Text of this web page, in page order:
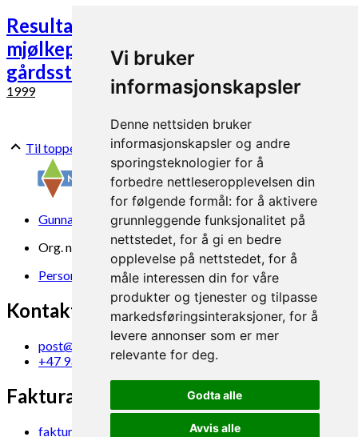
Vi bruker
informasjonskapsler
Denne nettsiden bruker
informasjonskapsler og andre
sporingsteknologier for å
forbedre nettleseropplevelsen din
for følgende formål: for å aktivere
grunnleggende funksjonalitet på
nettstedet, for å gi en bedre
opplevelse på nettstedet, for å
måle interessen din for våre
produkter og tjenester og tilpasse
markedsføringsinteraksjoner, for å
levere annonser som er mer
relevante for deg.
Godta alle
Avvis alle
Resultater fra økologisk
mjølkeproduksjon på 11 gårder i
gårdsstudieprosjektet
1999
Til toppen
Gunnars veg 6, 6630 Tingvoll
Org. nr. 969 840 383
Personvern
Kontakt oss
post@norsok.no
+47 930 09 884
Fakturamottak
faktura@norsok.no